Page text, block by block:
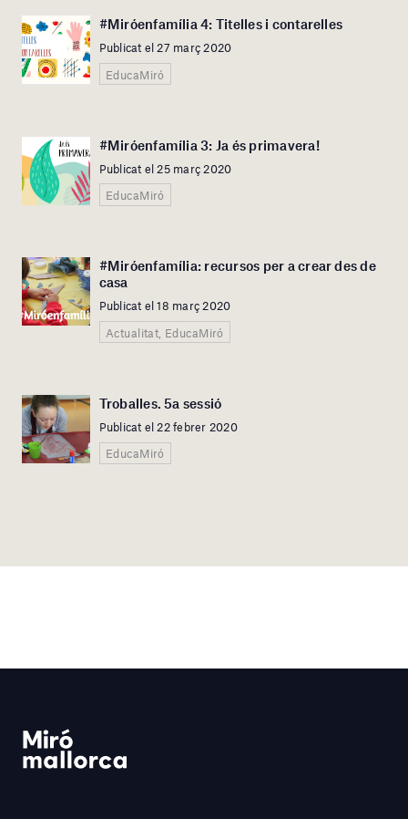
#Miróenfamília 4: Titelles i contarelles
Publicat el 27 març 2020
EducaMiró
#Miróenfamília 3: Ja és primavera!
Publicat el 25 març 2020
EducaMiró
#Miróenfamília: recursos per a crear des de
casa
Publicat el 18 març 2020
Actualitat, EducaMiró
Troballes. 5a sessió
Publicat el 22 febrer 2020
EducaMiró